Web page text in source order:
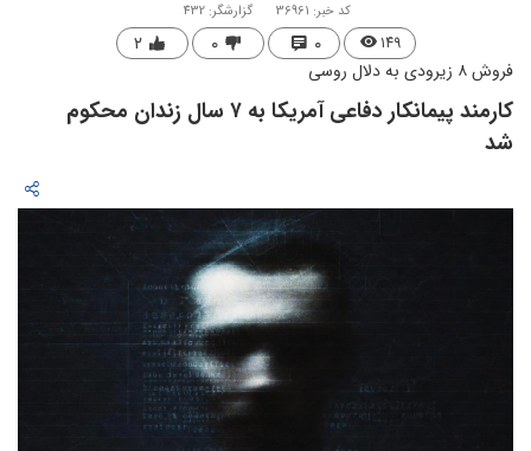
کد خبر: 36961
گزارشگر: 432
۱۴۹ ۰ ۰ ۲
فروش ۸ زیرو‌دی به دلال روسی
کارمند پیمانکار دفاعی آمریکا به ۷ سال زندان محکوم
شد